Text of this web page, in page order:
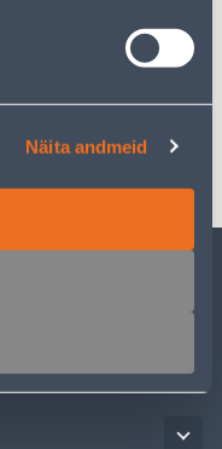
Näita andmeid